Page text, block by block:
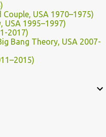
USA 1970–1975)
USA 1995–1997)
2017)
Bang Theory, USA 2007-